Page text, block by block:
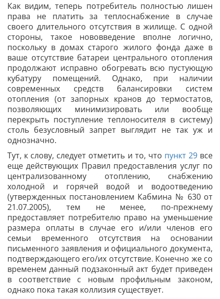
Как видим, теперь потребитель полностью лишен
права не платить за теплоснабжение в случае
своего длительного отсутствия в жилище. С одной
стороны, такое нововведение вполне логично,
поскольку в домах старого жилого фонда даже в
ваше отсутствие батареи центрального отопления
продолжают исправно обогревать всю пустующую
кубатуру помещений. Однако, при наличии
современных средств балансировки систем
отопления (от запорных кранов до термостатов,
позволяющих минимизировать или вообще
перекрыть поступление теплоносителя в систему)
столь безусловный запрет выглядит не так уж и
однозначно.
Тут, к слову, следует отметить и то, что пункт 29все
еще действующих Правил предоставления услуг по
централизованному отоплению, снабжению
холодной и горячей водой и водоотведению
(утвержденных постановлением Кабмина № 630 от
21.07.2005), тем не менее, по-прежнему
предоставляет потребителю право на уменьшение
размера оплаты в случае его и/или членов его
семьи временного отсутствия на основании
письменного заявления и официального документа,
подтверждающего его/их отсутствие. Конечно же со
временем данный подзаконный акт будет приведен
в соответствие с новым профильным законом,
однако пока такая коллизия существует.